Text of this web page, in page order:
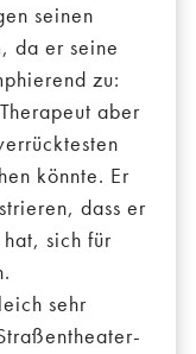
seinen
da er seine
zu:
aber
könnte. Er
dass er
sich für
sehr